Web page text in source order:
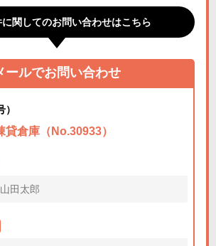
関してのお問い合わせはこちら
ールでお問い合わせ
倉庫（No.30933）